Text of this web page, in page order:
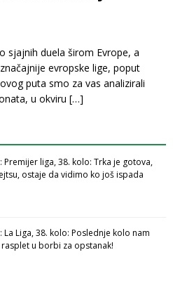
sjajnih duela širom Evrope, a
evropske lige, poput
puta smo za vas analizirali
u okviru […]
Premijer liga, 38. kolo: Trka je gotova,
ostaje da vidimo ko još ispada
La Liga, 38. kolo: Poslednje kolo nam
u borbi za opstanak!